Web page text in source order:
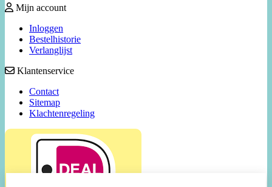
Mijn account
Inloggen
Bestelhistorie
Verlanglijst
Klantenservice
Contact
Sitemap
Klachtenregeling